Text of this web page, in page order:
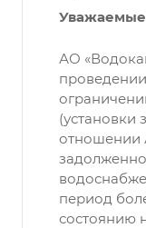
АО
(установки
отношении
период
состоянию